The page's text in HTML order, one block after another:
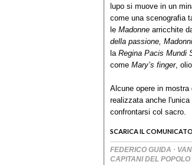
lupo si muove in un
come una scenografia
le Madonne arricchite
della passione,
la Regina Pacis Mundi
come Mary’s finger,
Alcune opere in
realizzata anche
confrontarsi col sacro.
SCARICA IL
FEDERICO GUIDA ·
CAPITANI DEL POPOLO